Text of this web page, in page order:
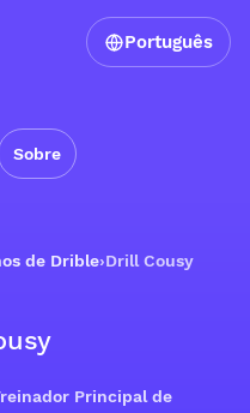
Sobre
Português
de Drible›Drill Cousy
Principal de